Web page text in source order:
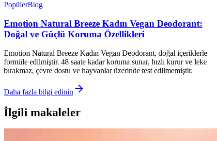
PopülerBlog
Emotion Natural Breeze Kadın Vegan Deodorant:
Doğal ve Güçlü Koruma Özellikleri
Emotion Natural Breeze Kadın Vegan Deodorant, doğal içeriklerle
formüle edilmiştir. 48 saate kadar koruma sunar, hızlı kurur ve leke
bırakmaz, çevre dostu ve hayvanlar üzerinde test edilmemiştir.
Daha fazla bilgi edinin
İlgili makaleler